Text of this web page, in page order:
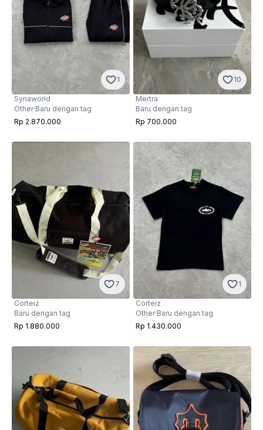
1
Synaworld
Other·Baru dengan tag
Rp 2.870.000
10
Mertra
Baru dengan tag
Rp 700.000
7
Corteiz
Baru dengan tag
Rp 1.880.000
1
Corteiz
Other·Baru dengan tag
Rp 1.430.000